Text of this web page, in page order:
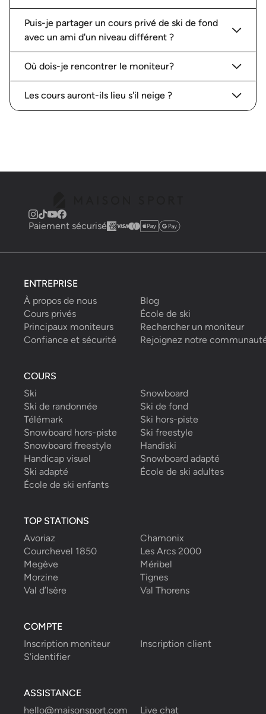
Puis-je partager un cours privé de ski de fond
avec un ami d'un niveau différent ?
Où dois-je rencontrer le moniteur?
Les cours auront-ils lieu s'il neige ?
Paiement sécurisé
ENTREPRISE
À propos de nous
Blog
Cours privés
École de ski
Principaux moniteurs
Rechercher un moniteur
Confiance et sécurité
Rejoignez notre
COURS
Ski
Snowboard
Ski de randonnée
Ski de fond
Télémark
Ski hors-piste
Snowboard hors-piste
Ski freestyle
Snowboard freestyle
Handiski
Handicap visuel
Snowboard adapté
Ski adapté
École de ski adultes
École de ski enfants
TOP STATIONS
Avoriaz
Chamonix
Courchevel 1850
Les Arcs 2000
Megève
Méribel
Morzine
Tignes
Val d’Isère
Val Thorens
COMPTE
Inscription moniteur
Inscription client
S'identifier
ASSISTANCE
hello@maisonsport.com
Live chat